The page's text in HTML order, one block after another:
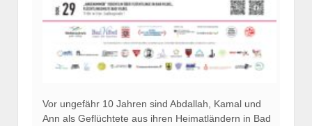
Vor ungefähr 10 Jahren sind Abdallah, Kamal und
Ann als Geflüchtete aus ihren Heimatländern in Bad